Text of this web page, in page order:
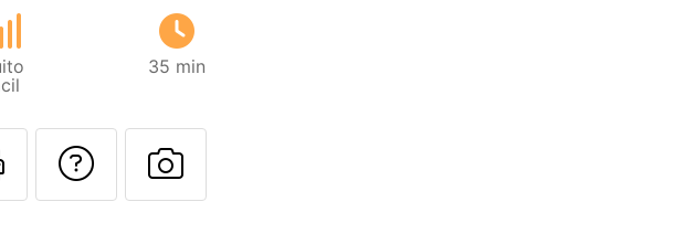
35 min
esta receita a um amigo
Imprima esta página
Falar com o autor da receita
Fez esta receita? Compartilhe